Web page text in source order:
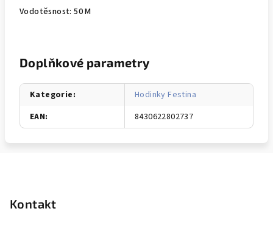
Vodotěsnost: 50 M
Doplňkové parametry
Kategorie:
Hodinky Festina
EAN: 8430622802737
Kontakt